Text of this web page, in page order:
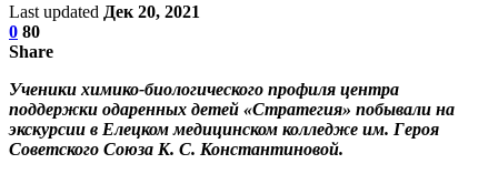
Last updated Дек 20, 2021
0 80
Share
Ученики химико-биологического профиля центра
поддержки одаренных детей «Стратегия» побывали на
экскурсии в Елецком медицинском колледже им. Героя
Советского Союза К. С. Константиновой.